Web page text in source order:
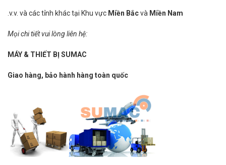
.v.v. và các tỉnh khác tại Khu vực Miền Bắcvà Miền Nam
Mọi chi tiết vui lòng liên hệ:
MÁY & THIẾT BỊ SUMAC
Giao hàng, bảo hành hàng toàn quốc